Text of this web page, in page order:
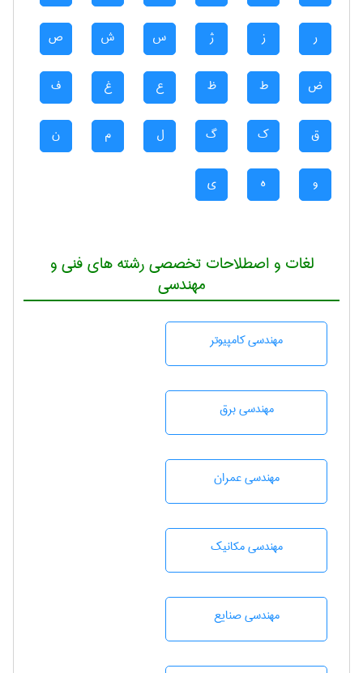
ر ز ژ س ش ص
ض ط ظ ع غ ف
ق ک گ ل م ن
و ه ی
لغات و اصطلاحات تخصصی رشته های فنی و
مهندسی
مهندسی كامپيوتر
مهندسی برق
مهندسی عمران
مهندسی مکانیک
مهندسی صنايع